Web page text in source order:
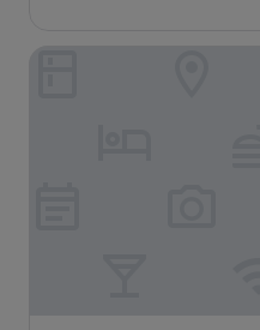
Bewertungen)
Days Inn by Wyndham